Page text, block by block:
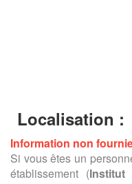
Localisation :
Information non
Si vous êtes un
établissement (Institut